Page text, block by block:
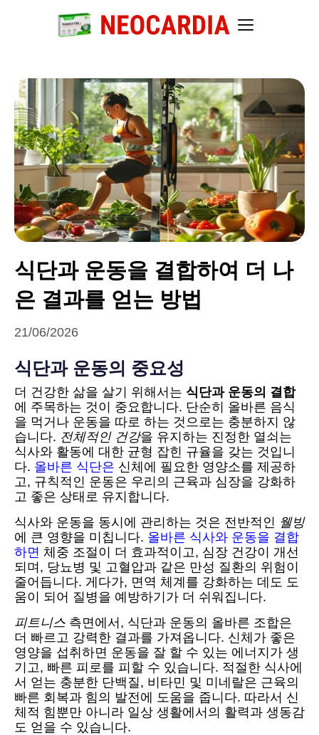
식단과 운동을 결합하여 더 나
은 결과를 얻는 방법
21/06/2026
식단과 운동의 중요성
더 건강한 삶을 살기 위해서는 식단과 운동의 결합
에 주목하는 것이 중요합니다. 단순히 올바른 음식
을 먹거나 운동을 따로 하는 것으로는 충분하지 않
습니다. 전체적인 건강을 유지하는 진정한 열쇠는
식사와 활동에 대한 균형 잡힌 규율을 갖는 것입니
다. 올바른 식단은 신체에 필요한 영양소를 제공하
고, 규칙적인 운동은 우리의 근육과 심장을 강화하
고 좋은 상태로 유지합니다.
식사와 운동을 동시에 관리하는 것은 전반적인 웰빙
에 큰 영향을 미칩니다. 올바른 식사와 운동을 결합
하면 체중 조절이 더 효과적이고, 심장 건강이 개선
되며, 당뇨병 및 고혈압과 같은 만성 질환의 위험이
줄어듭니다. 게다가, 면역 체계를 강화하는 데도 도
움이 되어 질병을 예방하기가 더 쉬워집니다.
피트니스 측면에서, 식단과 운동의 올바른 조합은
더 빠르고 강력한 결과를 가져옵니다. 신체가 좋은
영양을 섭취하면 운동을 잘 할 수 있는 에너지가 생
기고, 빠른 피로를 피할 수 있습니다. 적절한 식사에
서 얻는 충분한 단백질, 비타민 및 미네랄은 근육의
빠른 회복과 힘의 발전에 도움을 줍니다. 따라서 신
체적 힘뿐만 아니라 일상 생활에서의 활력과 생동감
도 얻을 수 있습니다.